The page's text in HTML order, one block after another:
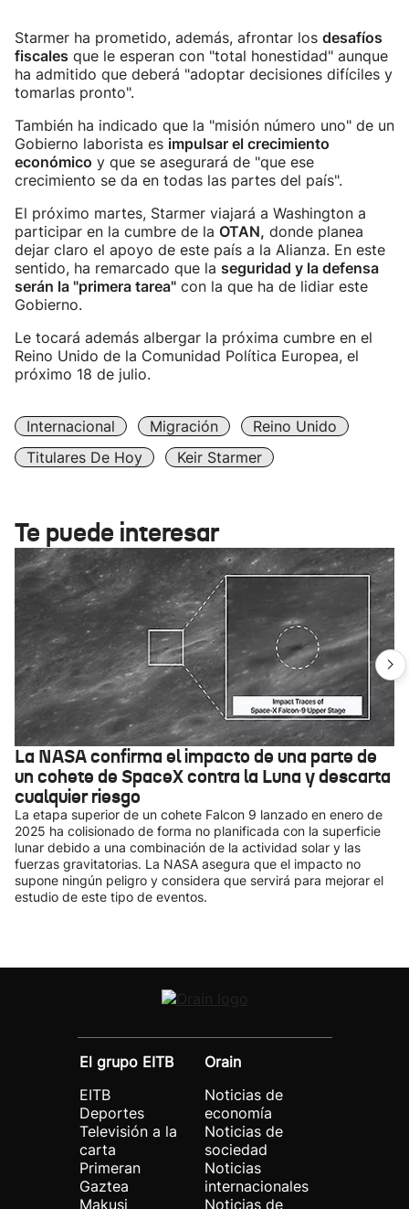
Starmer ha prometido, además, afrontar los desafíos
fiscales que le esperan con "total honestidad" aunque
ha admitido que deberá "adoptar decisiones difíciles y
tomarlas pronto".
También ha indicado que la "misión número uno" de un
Gobierno laborista es impulsar el crecimiento
económico y que se asegurará de "que ese
crecimiento se da en todas las partes del país".
El próximo martes, Starmer viajará a Washington a
participar en la cumbre de la OTAN, donde planea
dejar claro el apoyo de este país a la Alianza. En este
sentido, ha remarcado que la seguridad y la defensa
serán la "primera tarea" con la que ha de lidiar este
Gobierno.
Le tocará además albergar la próxima cumbre en el
Reino Unido de la Comunidad Política Europea, el
próximo 18 de julio.
Internacional Migración
Reino Unido
Titulares De Hoy
Keir Starmer
Te puede interesar
La NASA confirma el impacto de una parte de
un cohete de SpaceX contra la Luna y descarta
cualquier riesgo
La etapa superior de un cohete Falcon 9 lanzado en enero de
2025 ha colisionado de forma no planificada con la superficie
lunar debido a una combinación de la actividad solar y las
fuerzas gravitatorias. La NASA asegura que el impacto no
supone ningún peligro y considera que servirá para mejorar el
estudio de este tipo de eventos.
El grupo EITB
EITB
Deportes
Televisión a la
carta
Primeran
Gaztea
Makusi
Orain
Noticias de
economía
Noticias de
sociedad
Noticias
internacionales
Noticias de